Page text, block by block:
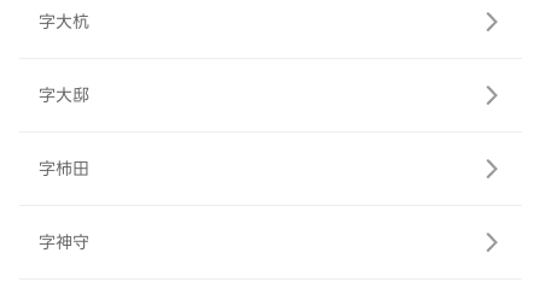
字大杭
字大邸
字柿田
字神守